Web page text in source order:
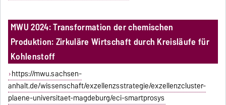
MWU 2024: Transformation der chemischen
Produktion: Zirkuläre Wirtschaft durch Kreisläufe für
Kohlenstoff
https://mwu.sachsen-
anhalt.de/wissenschaft/exzellenzsstrategie/exzellenzcluster-
plaene-universitaet-magdeburg/eci-smartprosys